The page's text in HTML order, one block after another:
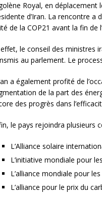
[ 3
À
Royal, en
d’Iran. La rencontre a
de la COP21 avant la fin de
le conseil des ministres
au parlement. Le
a également profité de
de la part des
des progrès dans
le pays rejoindra plusieurs
L’Alliance solaire
L’initiative mondiale pour
L’alliance mondiale pour
L’alliance pour le prix du